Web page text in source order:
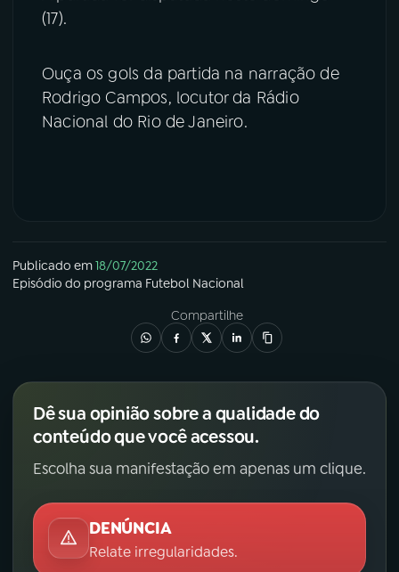
ACOMPANHE A RÁDIO NACIONAL
Instagram X
(17).
Ouça os gols da partida na narração de
Rodrigo Campos, locutor da Rádio
Nacional do Rio de Janeiro.
Publicado em18/07/2022
Episódio do programa Futebol Nacional
Compartilhe
Dê sua opinião sobre a qualidade do
conteúdo que você acessou.
Escolha sua manifestação em apenas um clique.
DENÚNCIA
Relate irregularidades.